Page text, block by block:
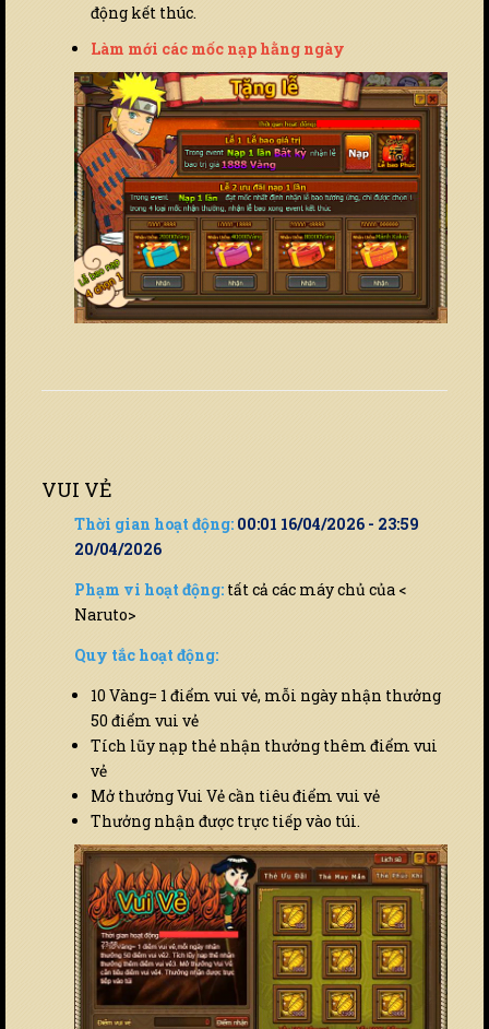
động kết thúc.
Làm mới các mốc nạp hằng ngày
VUI VẺ
Thời gian hoạt động: 00:01 16/04/2026 - 23:59
20/04/2026
Phạm vi hoạt động: tất cả các máy chủ của <
Naruto>
Quy tắc hoạt động:
10 Vàng= 1 điểm vui vẻ, mỗi ngày nhận thưởng
50 điểm vui vẻ
Tích lũy nạp thẻ nhận thưởng thêm điểm vui
vẻ
Mở thưởng Vui Vẻ cần tiêu điểm vui vẻ
Thưởng nhận được trực tiếp vào túi.